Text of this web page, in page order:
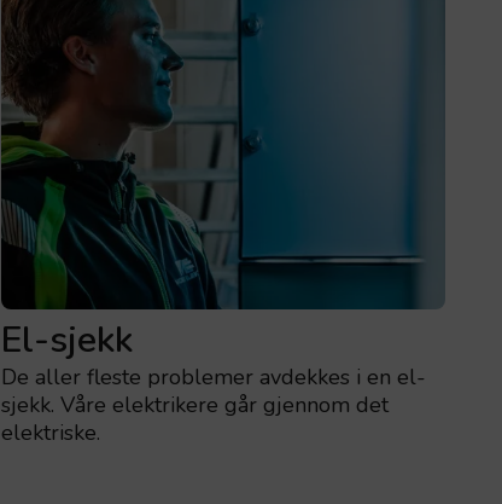
El-sjekk
De aller fleste problemer avdekkes i en el-
sjekk. Våre elektrikere går gjennom det
elektriske.